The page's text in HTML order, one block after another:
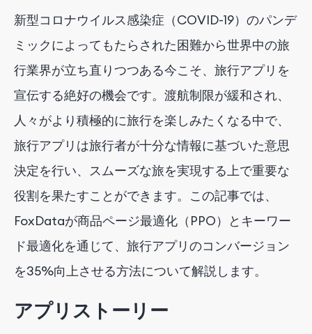
新型コロナウイルス感染症（COVID-19）のパンデ
ミックによってもたらされた困難から世界中の旅
行業界が立ち直りつつある今こそ、旅行アプリを
宣伝する絶好の機会です。渡航制限が緩和され、
人々がより積極的に旅行を楽しみたくなる中で、
旅行アプリは旅行者が十分な情報に基づいた意思
決定を行い、スムーズな旅を実現する上で重要な
役割を果たすことができます。この記事では、
FoxDataが商品ページ最適化（PPO）とキーワー
ド最適化を通じて、旅行アプリのコンバージョン
を35%向上させる方法について解説します。
アプリストーリー